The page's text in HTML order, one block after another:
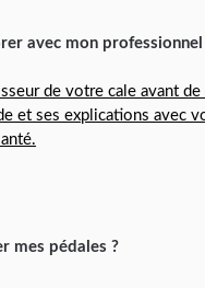
avec mon
de votre cale avant
et ses explications avec
mes pédales ?